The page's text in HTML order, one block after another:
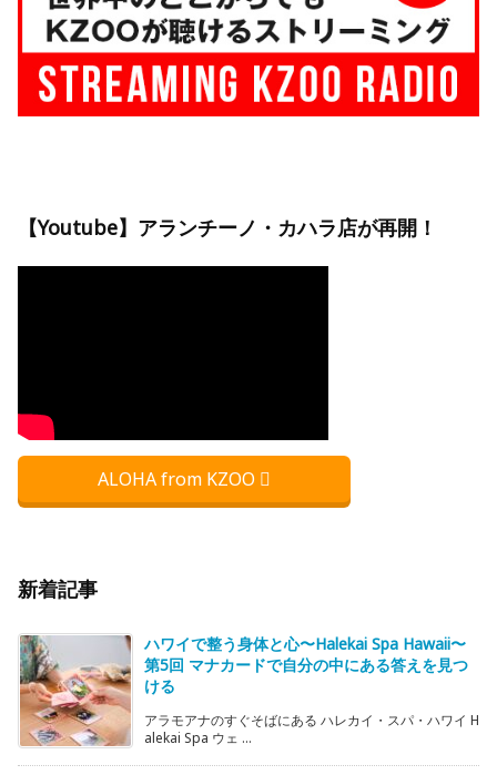
【Youtube】アランチーノ・カハラ店が再開！
ALOHA from KZOO
新着記事
ハワイで整う身体と心〜Halekai Spa Hawaii〜
第5回 マナカードで自分の中にある答えを見つ
ける
アラモアナのすぐそばにある ハレカイ・スパ・ハワイ H
alekai Spa ウェ ...